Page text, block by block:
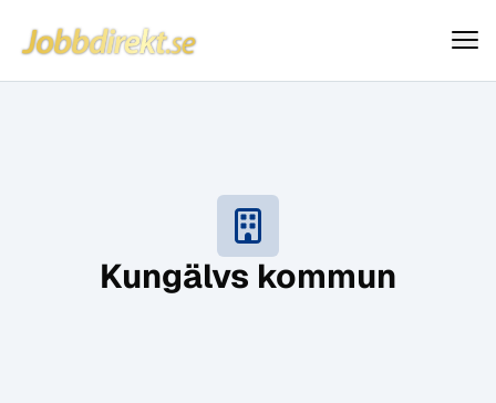
Hoppa till innehåll
Jobbdirekt
Kungälvs kommun